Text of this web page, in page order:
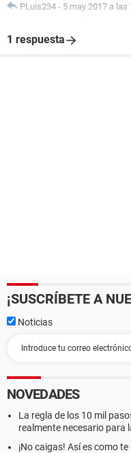
PLuis234 - 5 may 2017 a las
1 respuesta
¡SUSCRÍBETE A
Noticias
NOVEDADES
La regla de los 10 mil
realmente necesario para
¡No caigas! Así es como